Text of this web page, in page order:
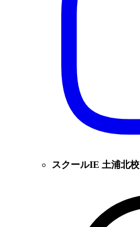
スクールIE 土浦北校